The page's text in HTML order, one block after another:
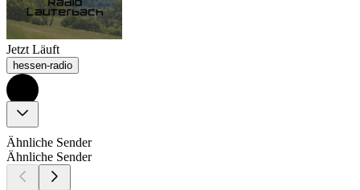
Jetzt Läuft
hessen-radio
Ähnliche Sender
Ähnliche Sender